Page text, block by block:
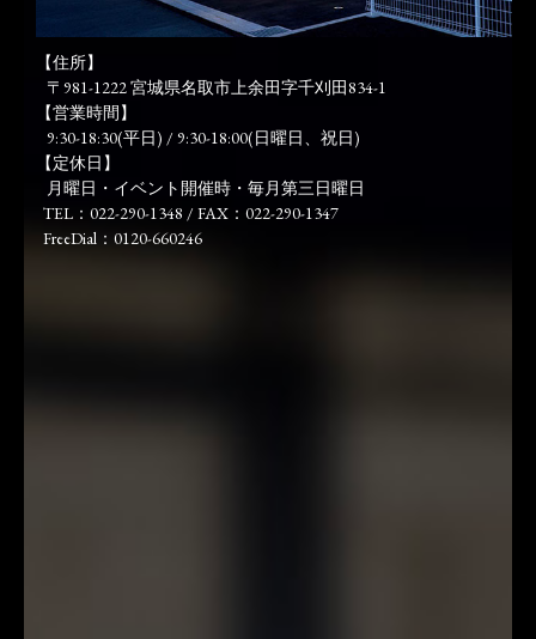
【住所】
〒981-1222 宮城県名取市上余田字千刈田834-1
【営業時間】
9:30-18:30(平日) / 9:30-18:00(日曜日、祝日)
【定休日】
月曜日・イベント開催時・毎月第三日曜日
TEL：022-290-1348 / FAX：022-290-1347
FreeDial：0120-660246